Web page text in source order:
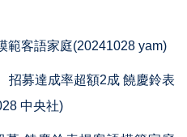
範客語家庭(20241028 yam)
招募達成率超額2成 饒慶鈴表
中央社)